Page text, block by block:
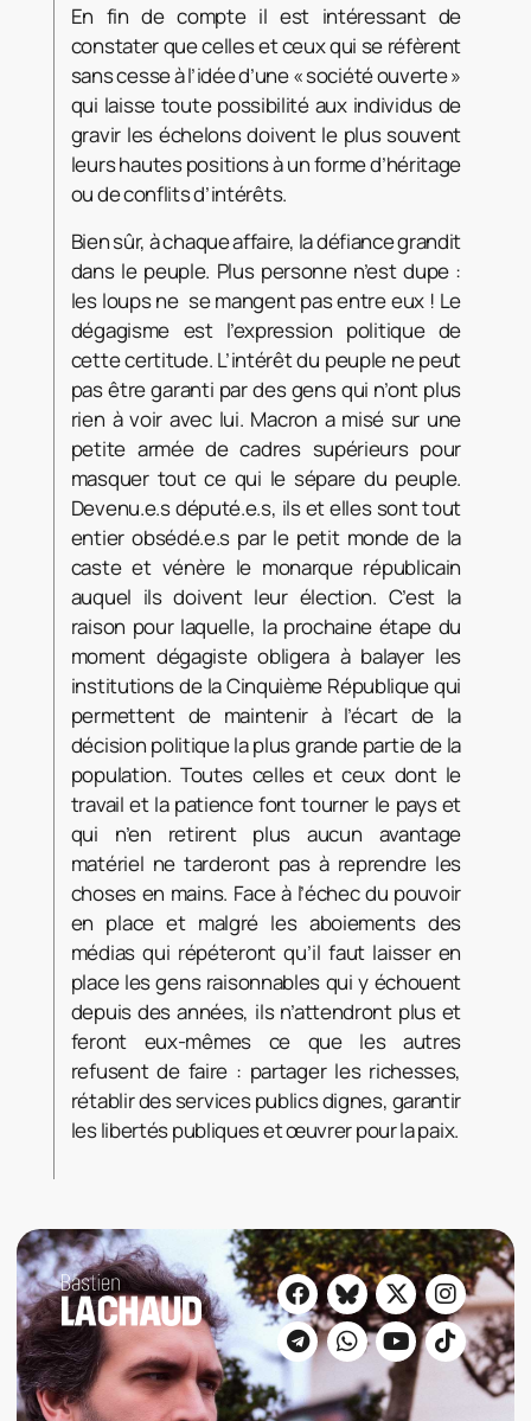
En fin de compte il est intéressant de
constater que celles et ceux qui se réfèrent
sans cesse à l’idée d’une « société ouverte »
qui laisse toute possibilité aux individus de
gravir les échelons doivent le plus souvent
leurs hautes positions à un forme d’héritage
ou de conflits d’intérêts.
Bien sûr, à chaque affaire, la défiance grandit
dans le peuple. Plus personne n’est dupe :
les loups ne se mangent pas entre eux ! Le
dégagisme est l’expression politique de
cette certitude. L’intérêt du peuple ne peut
pas être garanti par des gens qui n’ont plus
rien à voir avec lui. Macron a misé sur une
petite armée de cadres supérieurs pour
masquer tout ce qui le sépare du peuple.
Devenu.e.s député.e.s, ils et elles sont tout
entier obsédé.e.s par le petit monde de la
caste et vénère le monarque républicain
auquel ils doivent leur élection. C’est la
raison pour laquelle, la prochaine étape du
moment dégagiste obligera à balayer les
institutions de la Cinquième République qui
permettent de maintenir à l’écart de la
décision politique la plus grande partie de la
population. Toutes celles et ceux dont le
travail et la patience font tourner le pays et
qui n’en retirent plus aucun avantage
matériel ne tarderont pas à reprendre les
choses en mains. Face à l’échec du pouvoir
en place et malgré les aboiements des
médias qui répéteront qu’il faut laisser en
place les gens raisonnables qui y échouent
depuis des années, ils n’attendront plus et
feront eux-mêmes ce que les autres
refusent de faire : partager les richesses,
rétablir des services publics dignes, garantir
les libertés publiques et œuvrer pour la paix.